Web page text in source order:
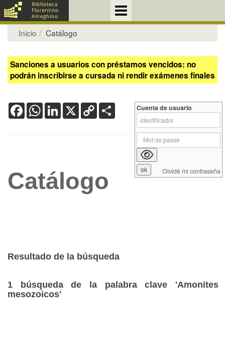
Inicio Catálogo
Sanciones a usuarios con préstamos vencidos: no
podrán inscribirse a cursada ni rendir exámenes finales
FacebookWhatsApp
LinkedIn
X Copy
Link
Catálogo
Resultado de la búsqueda
1 búsqueda de la palabra clave 'Amonites
mesozoicos'
Cuenta de usuario
Olvidé mi contraseña